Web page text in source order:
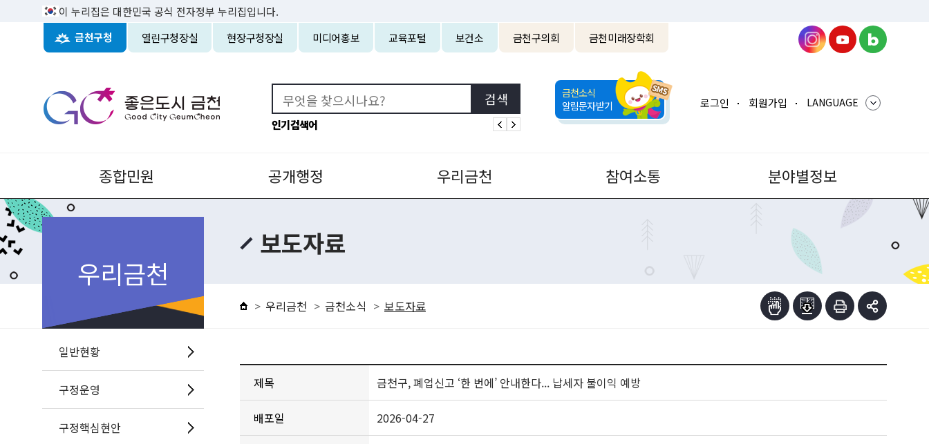
이 누리집은 대한민국 공식 전자정부 누리집입니다.
금천구청 열린구청장실 현장구청장실 미디어홍보 교육포털 보건소 금천구의회 금천미래장학회
인기검색어
금천소식
알림문자받기
로그인 회원가입 LANGUAGE
종합민원 공개행정 우리금천 참여소통 분야별정보
우리금천
일반현황
구정운영
구정핵심현안
보도자료
우리금천 금천소식 보도자료
제목 금천구, 폐업신고 ‘한 번에’ 안내한다... 납세자 불이익 예방
배포일 2026-04-27